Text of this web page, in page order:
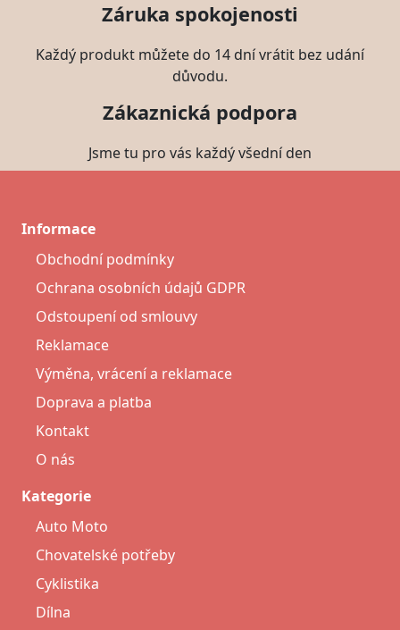
Záruka spokojenosti
Každý produkt můžete do 14 dní vrátit bez udání
důvodu.
Zákaznická podpora
Jsme tu pro vás každý všední den
Informace
Obchodní podmínky
Ochrana osobních údajů GDPR
Odstoupení od smlouvy
Reklamace
Výměna, vrácení a reklamace
Doprava a platba
Kontakt
O nás
Kategorie
Auto Moto
Chovatelské potřeby
Cyklistika
Dílna